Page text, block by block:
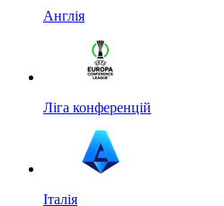
Англія
Ліга конференцій
Італія